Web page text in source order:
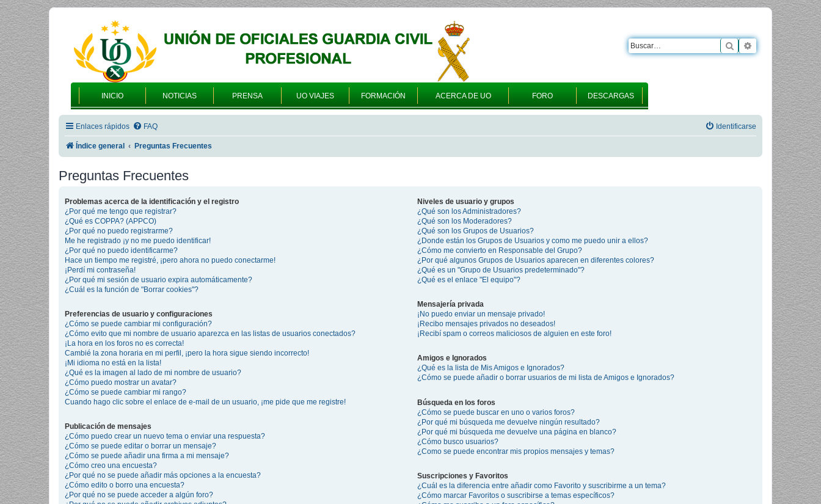
INICIO NOTICIAS PRENSA UO VIAJES FORMACIÓN ACERCA DE UO FORO DESCARGAS
Buscar Búsqueda
Enlaces rápidos FAQ Identificarse
Índice general Preguntas Frecuentes
Preguntas Frecuentes
Problemas acerca de la identificación y el registro
¿Por qué me tengo que registrar?
¿Qué es COPPA? (APPCO)
¿Por qué no puedo registrarme?
Me he registrado ¡y no me puedo identificar!
¿Por qué no puedo identificarme?
Hace un tiempo me registré, ¡pero ahora no puedo conectarme!
¡Perdí mi contraseña!
¿Por qué mi sesión de usuario expira automáticamente?
¿Cuál es la función de "Borrar cookies"?
Preferencias de usuario y configuraciones
¿Cómo se puede cambiar mi configuración?
¿Cómo evito que mi nombre de usuario aparezca en las listas de usuarios conectados?
¡La hora en los foros no es correcta!
Cambié la zona horaria en mi perfil, ¡pero la hora sigue siendo incorrecto!
¡Mi idioma no está en la lista!
¿Qué es la imagen al lado de mi nombre de usuario?
¿Cómo puedo mostrar un avatar?
¿Cómo se puede cambiar mi rango?
Cuando hago clic sobre el enlace de e-mail de un usuario, ¡me pide que me registre!
Publicación de mensajes
¿Cómo puedo crear un nuevo tema o enviar una respuesta?
¿Cómo se puede editar o borrar un mensaje?
¿Cómo se puede añadir una firma a mi mensaje?
¿Cómo creo una encuesta?
¿Por qué no se puede añadir más opciones a la encuesta?
¿Cómo edito o borro una encuesta?
¿Por qué no se puede acceder a algún foro?
Niveles de usuario y grupos
¿Qué son los Administradores?
¿Qué son los Moderadores?
¿Qué son los Grupos de Usuarios?
¿Donde están los Grupos de Usuarios y como me puedo unir a ellos?
¿Cómo me convierto en Responsable del Grupo?
¿Por qué algunos Grupos de Usuarios aparecen en diferentes colores?
¿Qué es un "Grupo de Usuarios predeterminado"?
¿Qué es el enlace "El equipo"?
Mensajería privada
¡No puedo enviar un mensaje privado!
¡Recibo mensajes privados no deseados!
¡Recibí spam o correos maliciosos de alguien en este foro!
Amigos e Ignorados
¿Qué es la lista de Mis Amigos e Ignorados?
¿Cómo se puede añadir o borrar usuarios de mi lista de Amigos e Ignorados?
Búsqueda en los foros
¿Cómo se puede buscar en uno o varios foros?
¿Por qué mi búsqueda me devuelve ningún resultado?
¿Por qué mi búsqueda me devuelve una página en blanco?
¿Cómo busco usuarios?
¿Como se puede encontrar mis propios mensajes y temas?
Suscripciones y Favoritos
¿Cuál es la diferencia entre añadir como Favorito y suscribirme a un tema?
¿Cómo marcar Favoritos o suscribirse a temas específicos?